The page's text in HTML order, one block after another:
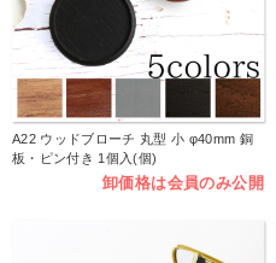
A22 ウッドブローチ 丸型 小 φ40mm 銅
板・ピン付き 1個入(個)
卸価格は会員のみ公開